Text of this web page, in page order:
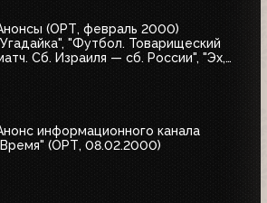
(ОРТ, февраль 2000)
"Футбол. Товарищеский
Сб. Израиля — сб. России", "Эх,
информационного канала
(ОРТ, 08.02.2000)